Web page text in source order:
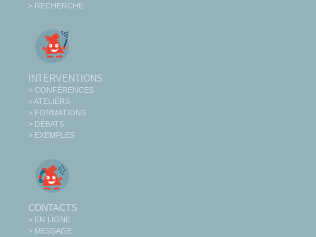
> RECHERCHE
INTERVENTIONS
> CONFÉRENCES
> ATELIERS
> FORMATIONS
> DÉBATS
> EXEMPLES
CONTACTS
> EN LIGNE
> MESSAGE